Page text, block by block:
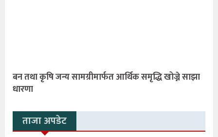
बन तथा कृषि जन्य सामग्रीमार्फत आर्थिक समृद्धि खोज्ने साझा
धारणा
ताजा अपडेट